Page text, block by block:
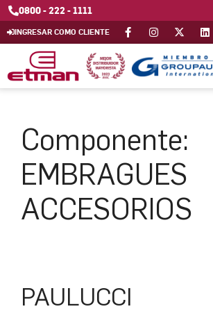
0800 - 222 - 1111
INGRESAR COMO CLIENTE
Componente:
EMBRAGUES
ACCESORIOS
PAULUCCI